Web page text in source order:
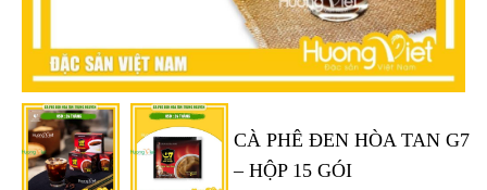
CÀ PHÊ ĐEN HÒA TAN G7
– HỘP 15 GÓI